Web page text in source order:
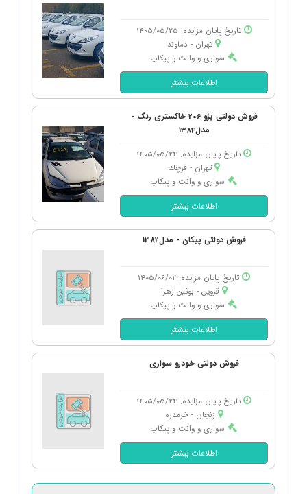
تاریخ پایان مزایده: 1405/05/25
تهران - دماوند
سواری و وانت و پیکاپ
اطلاعات بیشتر
فروش دولتی پژو 206 خاکستری رنگ -
مدل1384
تاریخ پایان مزایده: 1405/05/24
تهران - قرچك
سواری و وانت و پیکاپ
اطلاعات بیشتر
فروش دولتی پیکان - مدل1382
تاریخ پایان مزایده: 1405/06/02
قزوین - بوئین زهرا
سواری و وانت و پیکاپ
اطلاعات بیشتر
فروش دولتی خودرو سواری
تاریخ پایان مزایده: 1405/05/24
زنجان - خرمدره
سواری و وانت و پیکاپ
اطلاعات بیشتر